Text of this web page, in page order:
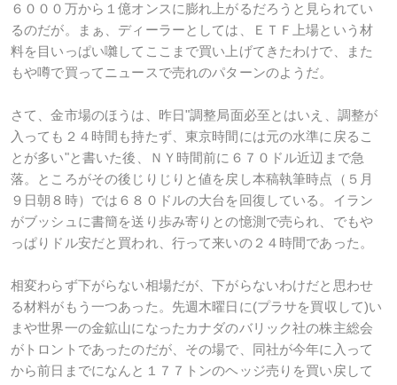
６０００万から１億オンスに膨れ上がるだろうと見られてい
るのだが。まぁ、ディーラーとしては、ＥＴＦ上場という材
料を目いっぱい囃してここまで買い上げてきたわけで、また
もや噂で買ってニュースで売れのパターンのようだ。
さて、金市場のほうは、昨日"調整局面必至とはいえ、調整が
入っても２４時間も持たず、東京時間には元の水準に戻るこ
とが多い"と書いた後、ＮＹ時間前に６７０ドル近辺まで急
落。ところがその後じりじりと値を戻し本稿執筆時点（５月
９日朝８時）では６８０ドルの大台を回復している。イラン
がブッシュに書簡を送り歩み寄りとの憶測で売られ、でもや
っぱりドル安だと買われ、行って来いの２４時間であった。
相変わらず下がらない相場だが、下がらないわけだと思わせ
る材料がもう一つあった。先週木曜日に(プラサを買収して)い
まや世界一の金鉱山になったカナダのバリック社の株主総会
がトロントであったのだが、その場で、同社が今年に入って
から前日までになんと１７７トンのヘッジ売りを買い戻して